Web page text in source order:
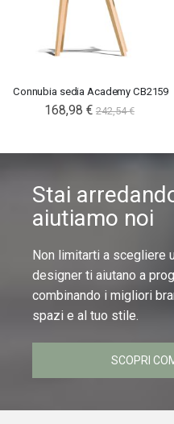
Connubia sedia Academy CB2159
168,98 € 242,54 €
Stai
aiutiamo noi
Non limitarti a scegliere
designer ti aiutano a
combinando i migliori
spazi e al tuo stile.
SCOPRI